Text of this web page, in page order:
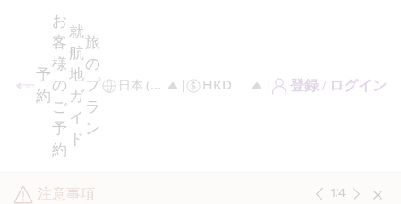
予
約
お
客
様
の
ご
予
約
就
航
地
ガ
イ
ド
旅
の
プ
ラ
ン
登録 / ログイン
注意事項
1/4